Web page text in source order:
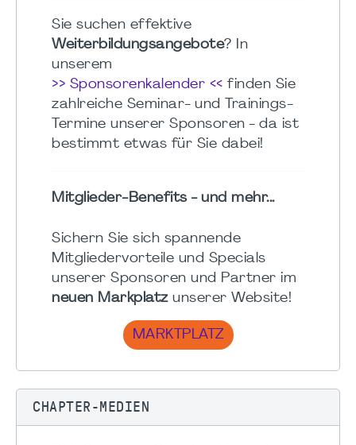
Sie suchen effektive
Weiterbildungsangebote? In
unserem
>> Sponsorenkalender << finden Sie
zahlreiche Seminar- und Trainings-
Termine unserer Sponsoren - da ist
bestimmt etwas für Sie dabei!
Mitglieder-Benefits - und mehr...
Sichern Sie sich spannende
Mitgliedervorteile und Specials
unserer Sponsoren und Partner im
neuen Markplatzunserer Website!
MARKTPLATZ
CHAPTER-MEDIEN